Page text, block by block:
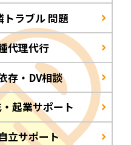
ラブル 問題
代理代行
存・DV相談
起業サポート
立サポート